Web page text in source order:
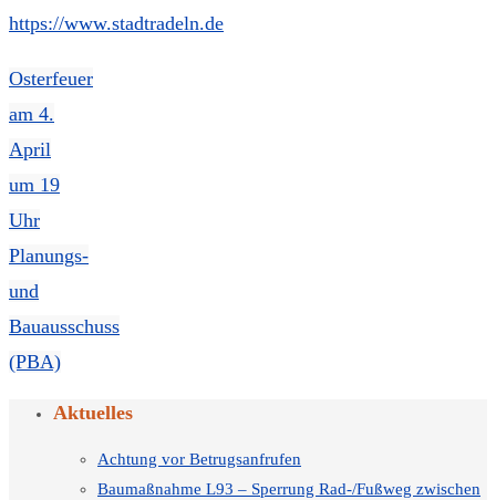
https://www.stadtradeln.de
Osterfeuer
am 4.
April
um 19
Uhr
Planungs-
und
Bauausschuss
(PBA)
Aktuelles
Achtung vor Betrugsanfrufen
Baumaßnahme L93 – Sperrung Rad-/Fußweg zwischen